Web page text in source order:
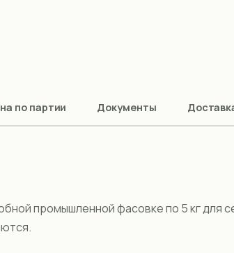
по партии Документы
промышленной фасовке по 5 кг для